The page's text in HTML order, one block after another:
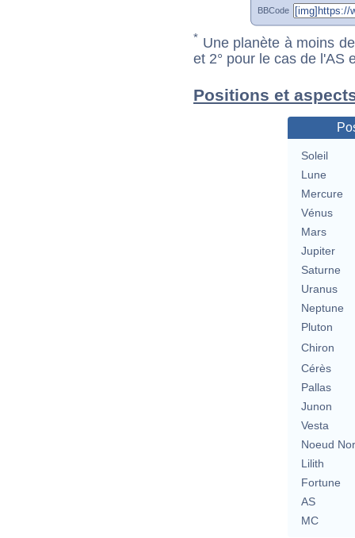
BBCode
* Une planète à moins
et 2° pour le cas de l'AS
Positions et
Soleil
Lune
Mercure
Vénus
Mars
Jupiter
Saturne
Uranus
Neptune
Pluton
Chiron
Cérès
Pallas
Junon
Vesta
Noeud
Lilith
Fortune
AS
MC